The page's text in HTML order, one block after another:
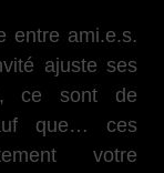
entre ami.e.s.
ajuste ses
ce sont de
que… ces
votre